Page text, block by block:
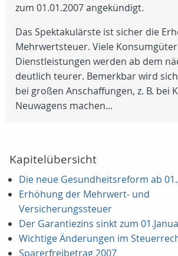
zum 01.01.2007 angekündigt.
Das Spektakulärste ist sicher die
Mehrwertsteuer. Viele
Dienstleistungen werden ab dem
deutlich teurer. Bemerkbar wird
bei großen Anschaffungen, z. B. bei
Neuwagens machen...
Kapitelübersicht
Die neue Gesundheitsreform ab
Erhöhung der Mehrwert- und
Versicherungssteuer
Der Garantiezins sinkt zum
Wichtige Änderungen im
Sparerfreibetrag 2007